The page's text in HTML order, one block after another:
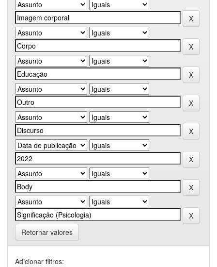
Retornar valores
Adicionar filtros: